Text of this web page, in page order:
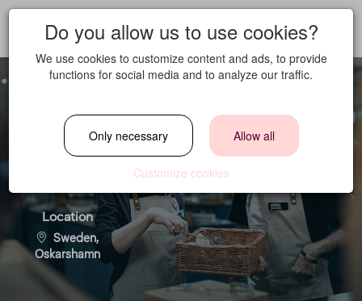
Restaurangbiträde
Location
Sweden,
Oskarshamn
Do you allow us to use cookies?
We use cookies to customize content and ads, to provide
functions for social media and to analyze our traffic.
Only necessary Allow all
Customize cookies